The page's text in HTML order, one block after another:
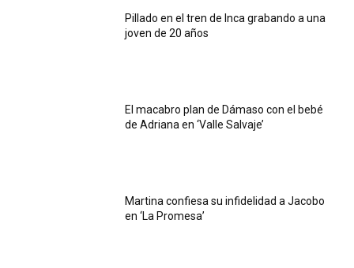
Pillado en el tren de Inca grabando a una
joven de 20 años
El macabro plan de Dámaso con el bebé
de Adriana en ‘Valle Salvaje’
Martina confiesa su infidelidad a Jacobo
en ‘La Promesa’